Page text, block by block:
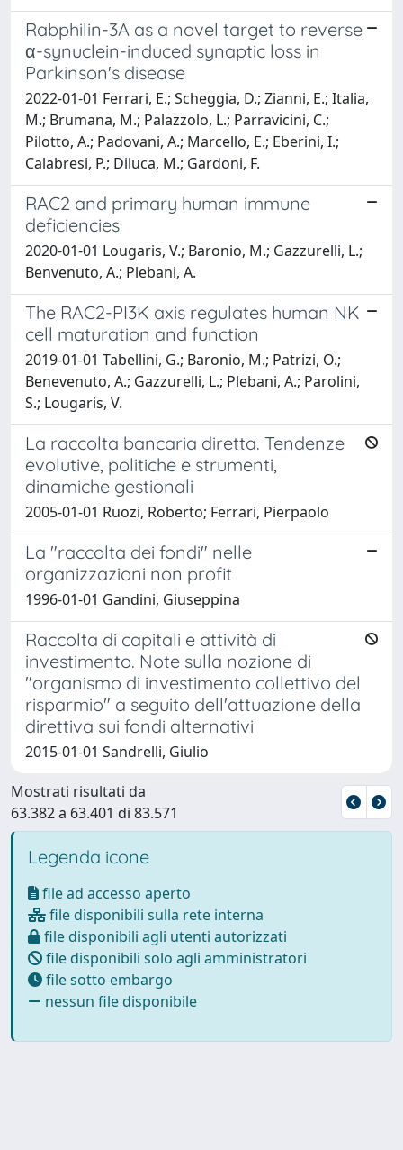
Rabphilin-3A as a novel target to reverse
α-synuclein-induced synaptic loss in
Parkinson's disease
2022-01-01 Ferrari, E.; Scheggia, D.; Zianni, E.; Italia,
M.; Brumana, M.; Palazzolo, L.; Parravicini, C.;
Pilotto, A.; Padovani, A.; Marcello, E.; Eberini, I.;
Calabresi, P.; Diluca, M.; Gardoni, F.
RAC2 and primary human immune
deficiencies
2020-01-01 Lougaris, V.; Baronio, M.; Gazzurelli, L.;
Benvenuto, A.; Plebani, A.
The RAC2-PI3K axis regulates human NK
cell maturation and function
2019-01-01 Tabellini, G.; Baronio, M.; Patrizi, O.;
Benevenuto, A.; Gazzurelli, L.; Plebani, A.; Parolini,
S.; Lougaris, V.
La raccolta bancaria diretta. Tendenze
evolutive, politiche e strumenti,
dinamiche gestionali
2005-01-01 Ruozi, Roberto; Ferrari, Pierpaolo
La "raccolta dei fondi" nelle
organizzazioni non profit
1996-01-01 Gandini, Giuseppina
Raccolta di capitali e attività di
investimento. Note sulla nozione di
"organismo di investimento collettivo del
risparmio" a seguito dell'attuazione della
direttiva sui fondi alternativi
2015-01-01 Sandrelli, Giulio
Mostrati risultati da
63.382 a 63.401 di 83.571
Legenda icone
file ad accesso aperto
file disponibili sulla rete interna
file disponibili agli utenti autorizzati
file disponibili solo agli amministratori
file sotto embargo
nessun file disponibile